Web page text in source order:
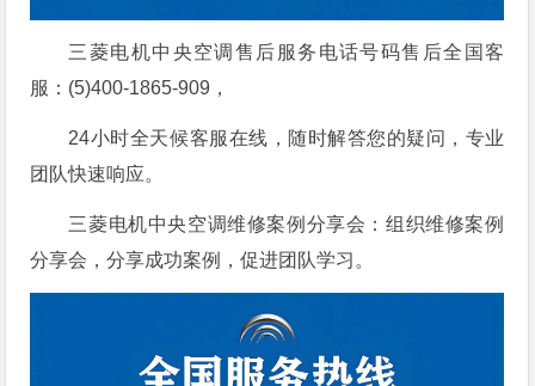
三菱电机中央空调售后服务电话号码售后全国客
服：(5)400-1865-909，
24小时全天候客服在线，随时解答您的疑问，专业
团队快速响应。
三菱电机中央空调维修案例分享会：组织维修案例
分享会，分享成功案例，促进团队学习。